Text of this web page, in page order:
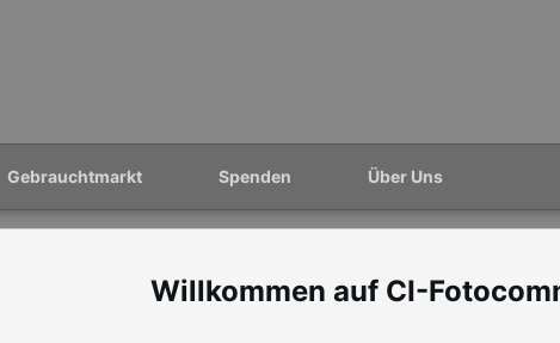
Gebrauchtmarkt Spenden Über Uns
CI-